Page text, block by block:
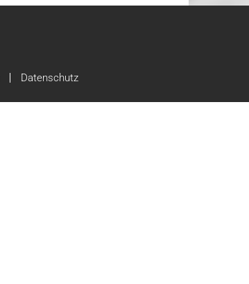
Datenschutz